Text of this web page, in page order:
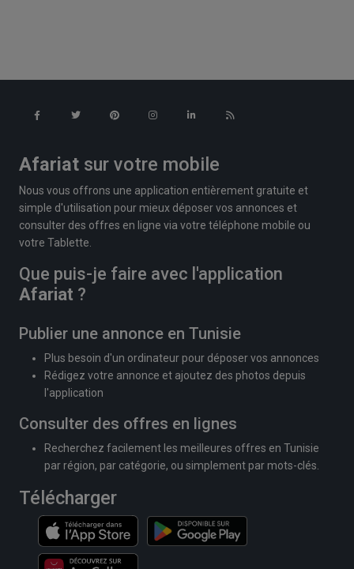
Afariat sur votre mobile
Nous vous offrons une application entièrement gratuite et
simple d'utilisation pour mieux déposer vos annonces et
consulter des offres en ligne via votre téléphone mobile ou
votre Tablette.
Que puis-je faire avec l'application
Afariat ?
Publier une annonce en Tunisie
Plus besoin d'un ordinateur pour déposer vos annonces
Rédigez votre annonce et ajoutez des photos depuis
l'application
Consulter des offres en lignes
Recherchez facilement les meilleures offres en Tunisie
par région, par catégorie, ou simplement par mots-clés.
Télécharger